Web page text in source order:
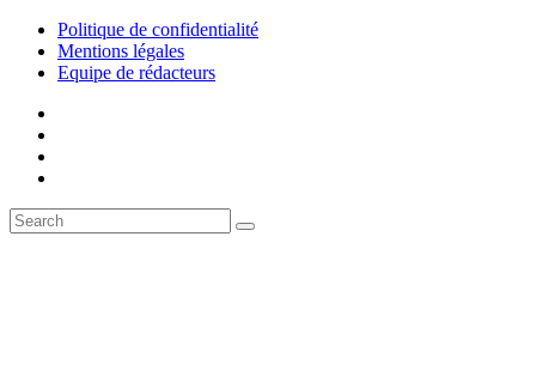
Politique de confidentialité
Mentions légales
Equipe de rédacteurs